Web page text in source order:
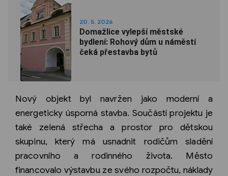
20. 5. 2026
Domažlice vylepší městské
bydlení: Rohový dům u náměstí
čeká přestavba bytů
Nový objekt byl navržen jako moderní a
energeticky úsporná stavba. Součástí projektu je
také zelená střecha a prostor pro dětskou
skupinu, který má usnadnit rodičům sladění
pracovního a rodinného života. Město
financovalo výstavbu ze svého rozpočtu, náklady